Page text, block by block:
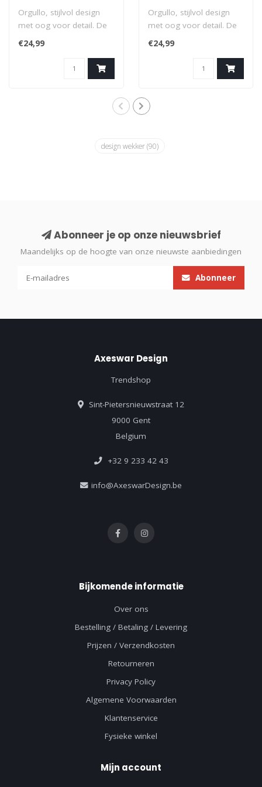
Orgullo, stijlvol design
met oog voor detail. De
Orgullo wekker van
Karlsson is ..
€24,99
Orgullo, stijlvol design
met oog voor detail. De
Orgullo wekker van
Karlsson is ..
€24,99
design wekker(90)
Abonneer je op onze nieuwsbrief
Maandelijks op de hoogte van onze nieuwste aanbiedingen
Abonneer
Axeswar Design
Trendshop
Sint-Pietersnieuwstraat 12
9000 Gent
Belgium
+32 9 233 42 43
info@AxeswarDesign.be
Bijkomende informatie
Over ons
Bestelling / Betaling / Levering
Prijzen / Verzendkosten
Retourneren
Privacy Policy
Algemene Voorwaarden
Klantenservice
Fysieke winkel
Mijn account